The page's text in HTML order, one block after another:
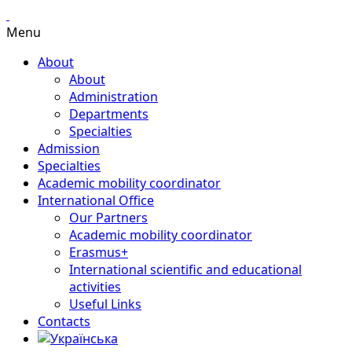
Menu
About
About
Administration
Departments
Specialties
Admission
Specialties
Academic mobility coordinator
International Office
Our Partners
Academic mobility coordinator
Erasmus+
International scientific and educational
activities
Useful Links
Contacts